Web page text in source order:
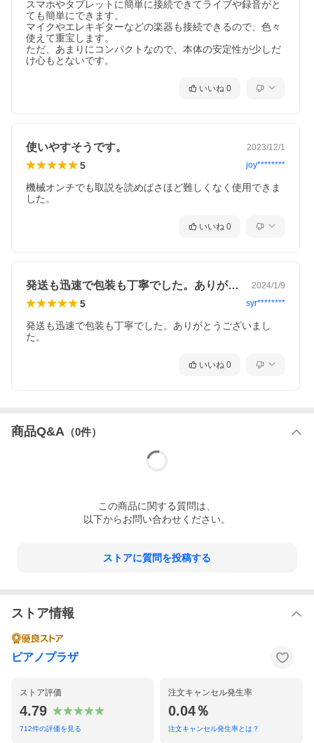
スマホやタブレットに簡単に接続できてライブや録音がと
ても簡単にできます。
マイクやエレキギターなどの楽器も接続できるので、色々
使えて重宝します。
ただ、あまりにコンパクトなので、本体の安定性が少しだ
け心もとないです。
いいね 0
使いやすそうです。 2023/12/1
5 joy********
機械オンチでも取説を読めばさほど難しくなく使用できま
した。
いいね 0
発送も迅速で包装も丁寧でした。ありがと… 2024/1/9
5 syr********
発送も迅速で包装も丁寧でした。ありがとうございまし
た。
いいね 0
商品Q&A （0件）
この商品に関する質問は、
以下からお問い合わせください。
ストアに質問を投稿する
ストア情報
ピアノプラザ
ストア評価
4.79
712件の評価を見る
注文キャンセル発生率
0.04％
注文キャンセル発生率とは？